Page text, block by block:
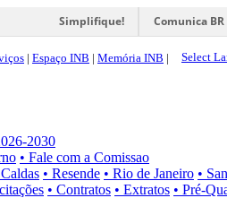
Simplifique! Comunica BR
| Espaço INB | Memória INB | Select
2030
• Fale com a Comissao
Caldas • Resende • Rio de Janeiro •
• Contratos • Extratos • Pré-